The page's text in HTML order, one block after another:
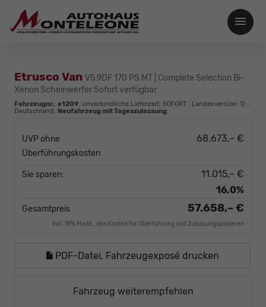
Etrusco Van V5.9DF 170 PS MT | Complete Selection Bi-
Xenon Scheinwerfer Sofort verfügbar
Fahrzeugnr.: e1209, unverbindliche Lieferzeit: SOFORT , Landesversion: D -
Deutschland, Neufahrzeug mit Tageszulassung
UVP ohne
Überführungskosten
68.673,– €
Sie sparen:
11.015,– €
16,0%
Gesamtpreis 57.658,– €
incl. 19% MwSt., den Kosten für Überführung und Zulassungspapieren
PDF-Datei, Fahrzeugexposé drucken
Fahrzeug weiterempfehlen